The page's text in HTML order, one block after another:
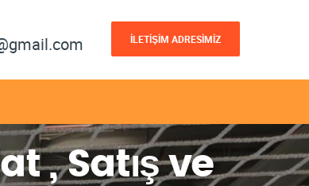
İLETİŞİM ADRESİMİZ
, Satış ve